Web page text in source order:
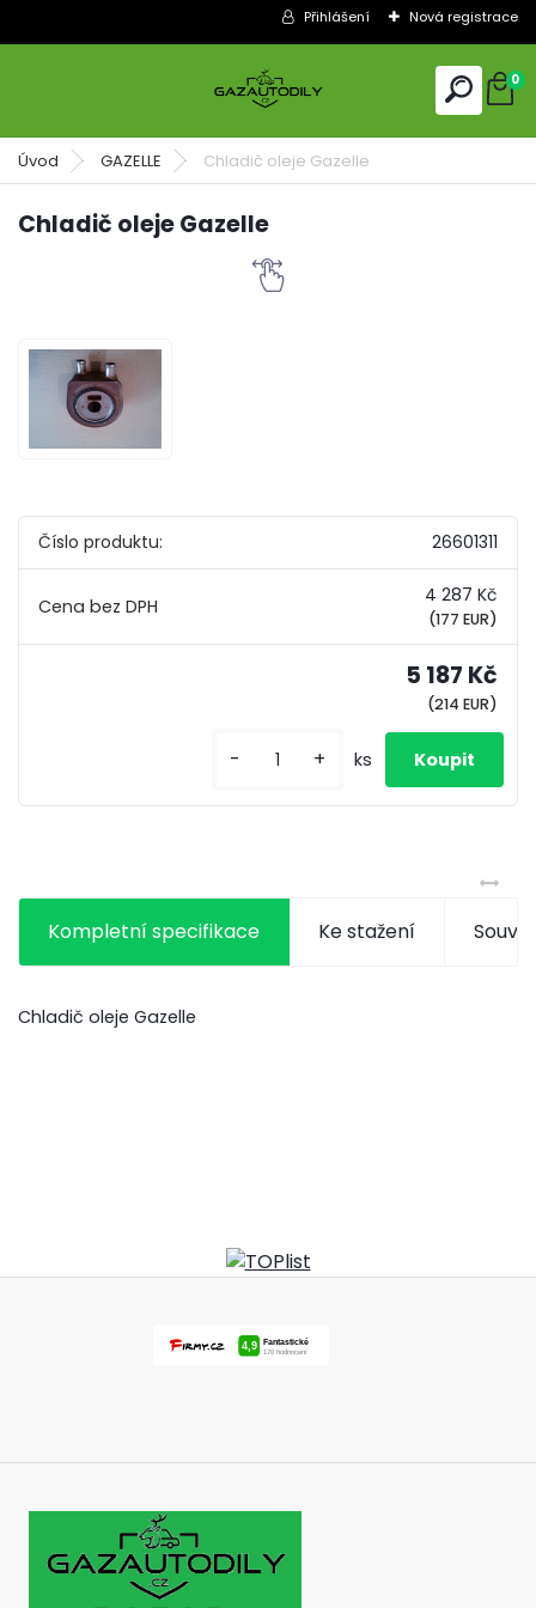
Přihlášení Nová registrace
0
Úvod GAZELLE Chladič oleje Gazelle
Chladič oleje Gazelle
Číslo produktu: 26601311
4 287 Kč
(177 EUR)
5 187 Kč
(214 EUR)
- + ks
Kompletní specifikace Ke stažení
Chladič oleje Gazelle